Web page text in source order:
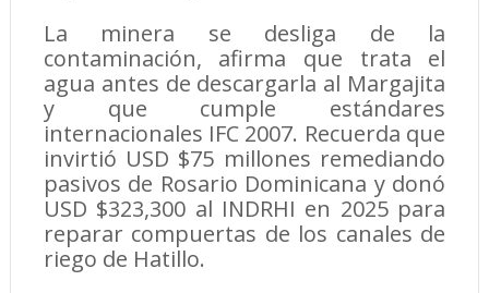
La minera se desliga de la
contaminación, afirma que trata el
agua antes de descargarla al Margajita
y que cumple estándares
internacionales IFC 2007. Recuerda que
invirtió USD $75 millones remediando
pasivos de Rosario Dominicana y donó
USD $323,300 al INDRHI en 2025 para
reparar compuertas de los canales de
riego de Hatillo.